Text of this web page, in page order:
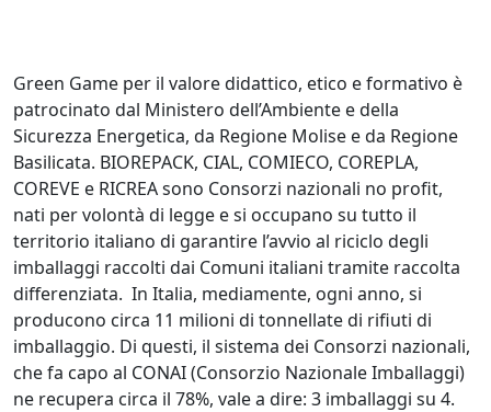
Green Game per il valore didattico, etico e formativo è
patrocinato dal Ministero dell’Ambiente e della
Sicurezza Energetica, da Regione Molise e da Regione
Basilicata. BIOREPACK, CIAL, COMIECO, COREPLA,
COREVE e RICREA sono Consorzi nazionali no profit,
nati per volontà di legge e si occupano su tutto il
territorio italiano di garantire l’avvio al riciclo degli
imballaggi raccolti dai Comuni italiani tramite raccolta
differenziata. In Italia, mediamente, ogni anno, si
producono circa 11 milioni di tonnellate di rifiuti di
imballaggio. Di questi, il sistema dei Consorzi nazionali,
che fa capo al CONAI (Consorzio Nazionale Imballaggi)
ne recupera circa il 78%, vale a dire: 3 imballaggi su 4.